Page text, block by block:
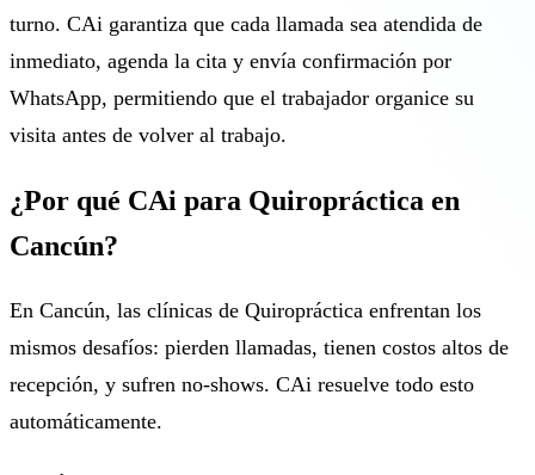
turno. CAi garantiza que cada llamada sea atendida de
inmediato, agenda la cita y envía confirmación por
WhatsApp, permitiendo que el trabajador organice su
visita antes de volver al trabajo.
¿Por qué CAi para Quiropráctica en
Cancún?
En Cancún, las clínicas de Quiropráctica enfrentan los
mismos desafíos: pierden llamadas, tienen costos altos de
recepción, y sufren no-shows. CAi resuelve todo esto
automáticamente.